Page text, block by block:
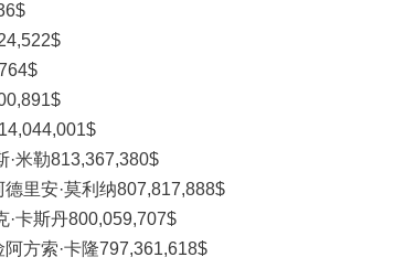
·米勒813,367,380$
里安·莫利纳807,817,888$
·卡斯丹800,059,707$
方索·卡隆797,361,618$